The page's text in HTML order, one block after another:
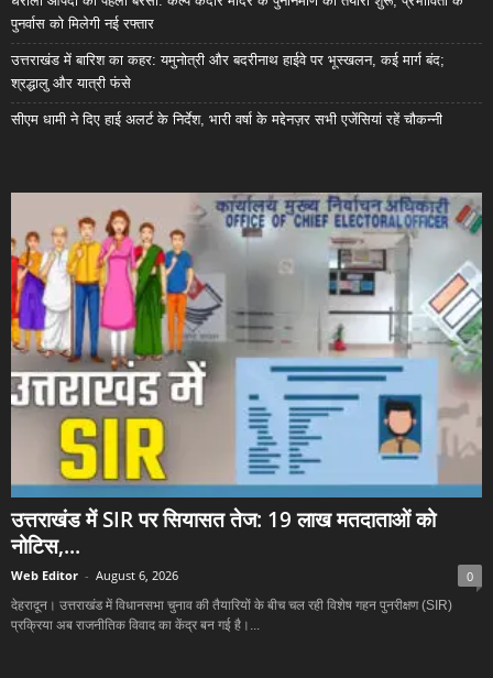
पुनर्वास को मिलेगी नई रफ्तार
उत्तराखंड में बारिश का कहर: यमुनोत्री और बदरीनाथ हाईवे पर भूस्खलन, कई मार्ग बंद;
श्रद्धालु और यात्री फंसे
सीएम धामी ने दिए हाई अलर्ट के निर्देश, भारी वर्षा के मद्देनज़र सभी एजेंसियां रहें चौकन्नी
उत्तराखंड में SIR पर सियासत तेज: 19 लाख मतदाताओं को
नोटिस,...
Web Editor - August 6, 2026 0
देहरादून। उत्तराखंड में विधानसभा चुनाव की तैयारियों के बीच चल रही विशेष गहन पुनरीक्षण (SIR)
प्रक्रिया अब राजनीतिक विवाद का केंद्र बन गई है।...